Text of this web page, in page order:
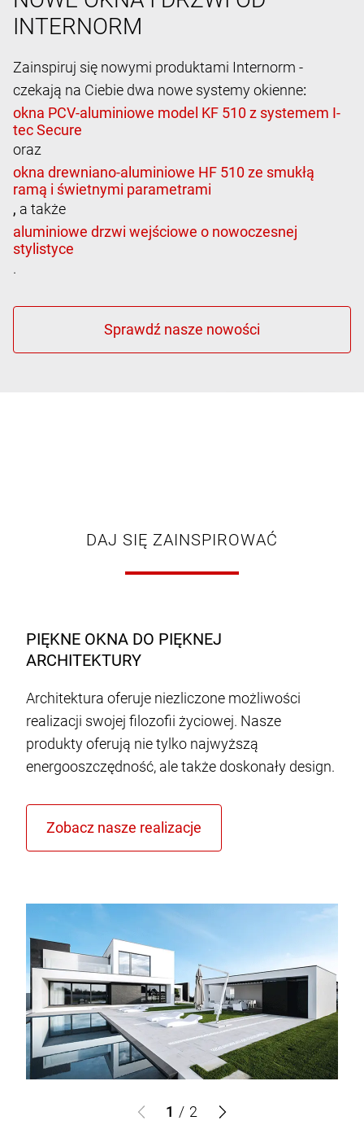
INTERNORM
Zainspiruj się nowymi produktami Internorm -
czekają na Ciebie dwa nowe systemy okienne:
oraz
, a także
.
DAJ SIĘ ZAINSPIROWAĆ
PIĘKNE OKNA DO PIĘKNEJ
ARCHITEKTURY
Architektura oferuje niezliczone możliwości
realizacji swojej filozofii życiowej. Nasze
produkty oferują nie tylko najwyższą
energooszczędność, ale także doskonały design.
1 / 2